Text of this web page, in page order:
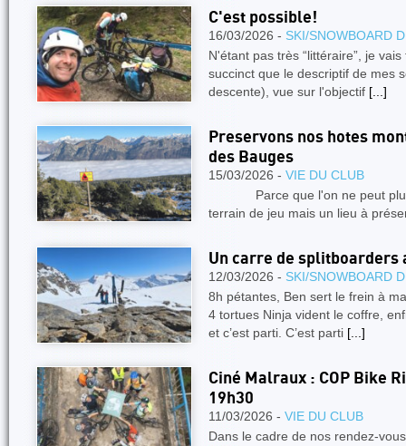
C'est possible!
16/03/2026 - SKI/SNOWBOARD
N'étant pas très “littéraire”, je
succinct que le descriptif de mes
descente), vue sur l'objectif [...]
Preservons nos hotes
des Bauges
15/03/2026 - VIE DU CLUB
Parce que l'on ne peut plus
terrain de jeu mais un lieu à
Un carre de splitboarders
12/03/2026 - SKI/SNOWBOARD
8h pétantes, Ben sert le frein à
4 tortues Ninja vident le coffre,
et c’est parti. C’est parti [...]
Ciné Malraux : COP Bike
19h30
11/03/2026 - VIE DU CLUB
Dans le cadre de nos rendez-